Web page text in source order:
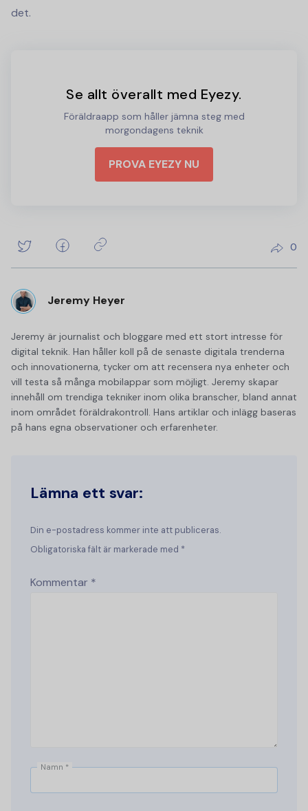
det.
Se allt överallt med Eyezy.
Föräldraapp som håller jämna steg med
morgondagens teknik
PROVA EYEZY NU
0
Jeremy Heyer
Jeremy är journalist och bloggare med ett stort intresse för
digital teknik. Han håller koll på de senaste digitala trenderna
och innovationerna, tycker om att recensera nya enheter och
vill testa så många mobilappar som möjligt. Jeremy skapar
innehåll om trendiga tekniker inom olika branscher, bland annat
inom området föräldrakontroll. Hans artiklar och inlägg baseras
på hans egna observationer och erfarenheter.
Lämna ett svar:
Din e-postadress kommer inte att publiceras.
Obligatoriska fält är markerade med *
Kommentar *
Namn *